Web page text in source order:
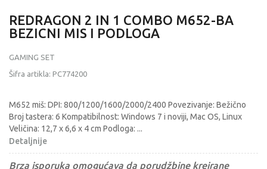
REDRAGON 2 IN 1 COMBO M652-BA
BEZICNI MIS I PODLOGA
GAMING SET
Šifra artikla: PC774200
M652 miš: DPI: 800/1200/1600/2000/2400 Povezivanje: Bežično
Broj tastera: 6 Kompatibilnost: Windows 7 i noviji, Mac OS, Linux
Veličina: 12,7 x 6,6 x 4 cm Podloga: ...
Detaljnije
Brza isporuka omogućava da porudžbine kreirane